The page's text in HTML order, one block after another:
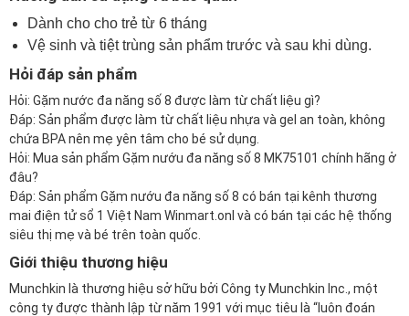
Dành cho cho trẻ từ 6 tháng
Vệ sinh và tiệt trùng sản phẩm trước và sau khi dùng.
Hỏi đáp sản phẩm
Hỏi: Gặm nước đa năng số 8 được làm từ chất liệu gì?
Đáp: Sản phẩm được làm từ chất liệu nhựa và gel an toàn, không
chứa BPA nên mẹ yên tâm cho bé sử dụng.
Hỏi: Mua sản phẩm Gặm nướu đa năng số 8 MK75101 chính hãng ở
đâu?
Đáp: Sản phẩm Gặm nướu đa năng số 8 có bán tại kênh thương
mai điện tử sổ 1 Việt Nam Winmart.onl và có bán tại các hệ thống
siêu thị mẹ và bé trên toàn quốc.
Giới thiệu thương hiệu
Munchkin là thương hiệu sở hữu bởi Công ty Munchkin Inc., một
công ty được thành lập từ năm 1991 với mục tiêu là “luôn đoán